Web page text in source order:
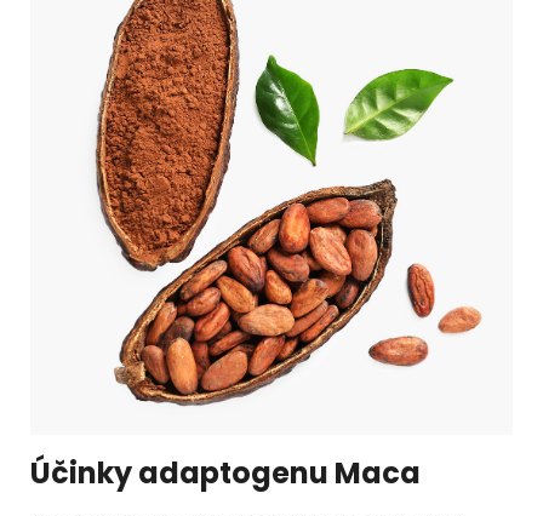
Účinky adaptogenu Maca